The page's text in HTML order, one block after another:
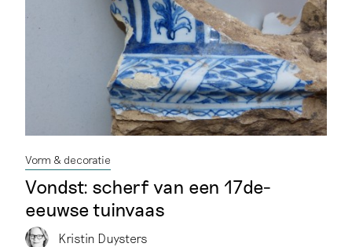
Vorm & decoratie
Vondst: scherf van een 17de-
eeuwse tuinvaas
Kristin Duysters